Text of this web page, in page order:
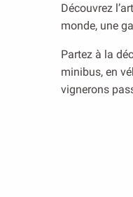
Découvrez
monde, une
Partez à la
minibus, en
vignerons